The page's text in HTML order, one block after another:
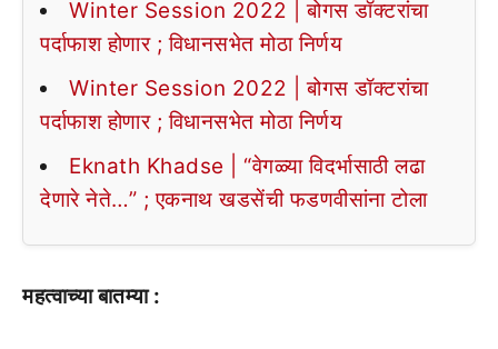
Winter Session 2022 | बोगस डॉक्टरांचा
पर्दाफाश होणार ; विधानसभेत मोठा निर्णय
Winter Session 2022 | बोगस डॉक्टरांचा
पर्दाफाश होणार ; विधानसभेत मोठा निर्णय
Eknath Khadse | “वेगळ्या विदर्भासाठी लढा
देणारे नेते…” ; एकनाथ खडसेंची फडणवीसांना टोला
महत्वाच्या बातम्या :